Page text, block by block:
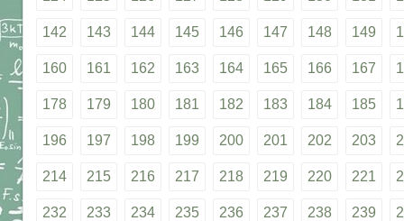
142 143 144 145 146 147 148 149
160 161 162 163 164 165 166 167
178 179 180 181 182 183 184 185
196 197 198 199 200 201 202 203
214 215 216 217 218 219 220 221
232 233 234 235 236 237 238 239